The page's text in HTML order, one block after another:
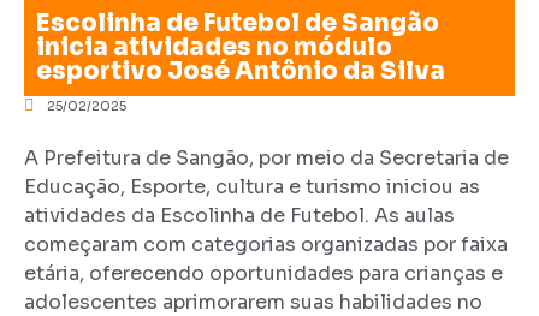
Escolinha de Futebol de Sangão
inicia atividades no módulo
esportivo José Antônio da Silva
25/02/2025
A Prefeitura de Sangão, por meio da Secretaria de
Educação, Esporte, cultura e turismo iniciou as
atividades da Escolinha de Futebol. As aulas
começaram com categorias organizadas por faixa
etária, oferecendo oportunidades para crianças e
adolescentes aprimorarem suas habilidades no